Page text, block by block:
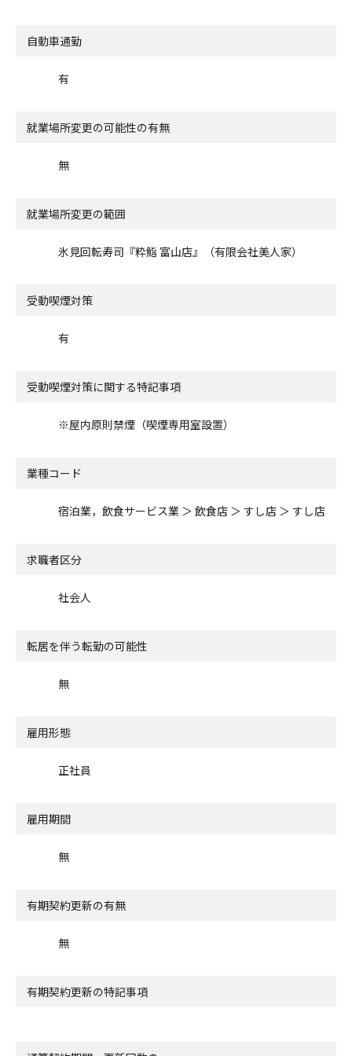
自動車通勤
有
就業場所変更の可能性の有無
無
就業場所変更の範囲
氷見回転寿司『粋鮨 富山店』（有限会社美人家）
受動喫煙対策
有
受動喫煙対策に関する特記事項
※屋内原則禁煙（喫煙専用室設置）
業種コード
宿泊業，飲食サービス業 ＞ 飲食店 ＞ すし店 ＞ すし店
求職者区分
社会人
転居を伴う転勤の可能性
無
雇用形態
正社員
雇用期間
無
有期契約更新の有無
無
有期契約更新の特記事項